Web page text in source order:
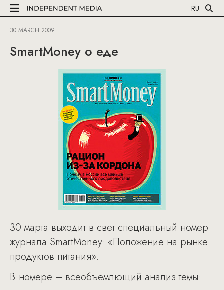
RU
30 MARCH 2009
SmartMoney о еде
30 марта выходит в свет специальный номер
журнала SmartMoney: «Положение на рынке
продуктов питания».
В номере – всеобъемлющий анализ темы: